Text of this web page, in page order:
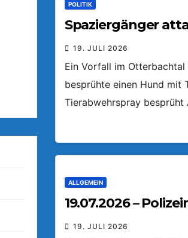
POLITIK
Spaziergänger
19. JULI 2026
Ein Vorfall im
besprühte einen Hund mit
Tierabwehrspray besprüht
ALLGEMEIN
19.07.2026 –
19. JULI 2026